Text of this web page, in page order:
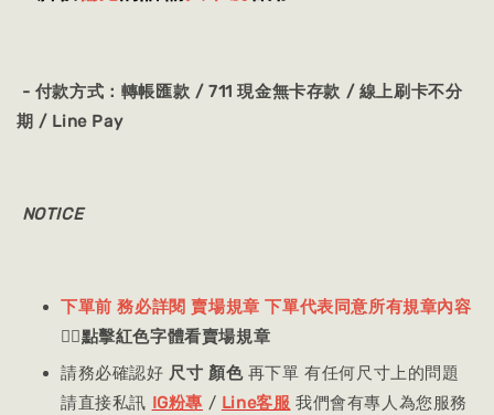
- 付款方式： 轉帳匯款 / 711 現金無卡存款 / 線上刷卡不分
期 / Line Pay
NOTICE
下單前 務必詳閱 賣場規章 下單代表同意所有規章內容
👈🏻點擊紅色字體看賣場規章
請務必確認好 尺寸 顏色再下單 有任何尺寸上的問題
請直接私訊
IG粉專 / Line客服 我們會有專人為您服務